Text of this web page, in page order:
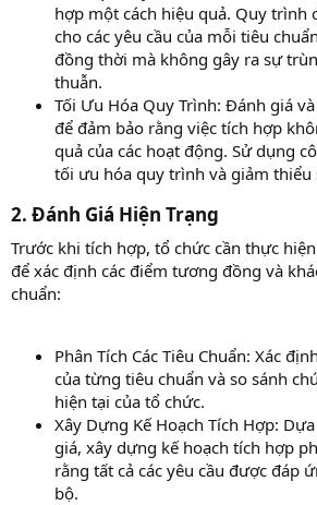
hợp một cách hiệu quả. Quy trình
cho các yêu cầu của mỗi tiêu
đồng thời mà không gây ra sự
thuẫn.
Tối Ưu Hóa Quy Trình: Đánh giá
để đảm bảo rằng việc tích hợp
quả của các hoạt động. Sử dụng
tối ưu hóa quy trình và giảm thiểu
2. Đánh Giá Hiện Trạng​
Trước khi tích hợp, tổ chức cần thực
để xác định các điểm tương đồng và
chuẩn:
Phân Tích Các Tiêu Chuẩn: Xác
của từng tiêu chuẩn và so sánh
hiện tại của tổ chức.
Xây Dựng Kế Hoạch Tích Hợp:
giá, xây dựng kế hoạch tích hợp
rằng tất cả các yêu cầu được đáp
bộ.